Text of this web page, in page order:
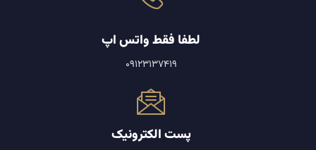
لطفا فقط واتس اپ
09123137419
پست الکترونیک